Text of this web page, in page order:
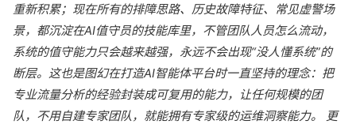
重新积累；现在所有的排障思路、历史故障特征、常见虚警场
景，都沉淀在AI值守员的技能库里，不管团队人员怎么流动，
系统的值守能力只会越来越强，永远不会出现“没人懂系统”的
断层。这也是图幻在打造AI智能体平台时一直坚持的理念：把
专业流量分析的经验封装成可复用的能力，让任何规模的团
队，不用自建专家团队，就能拥有专家级的运维洞察能力。 更